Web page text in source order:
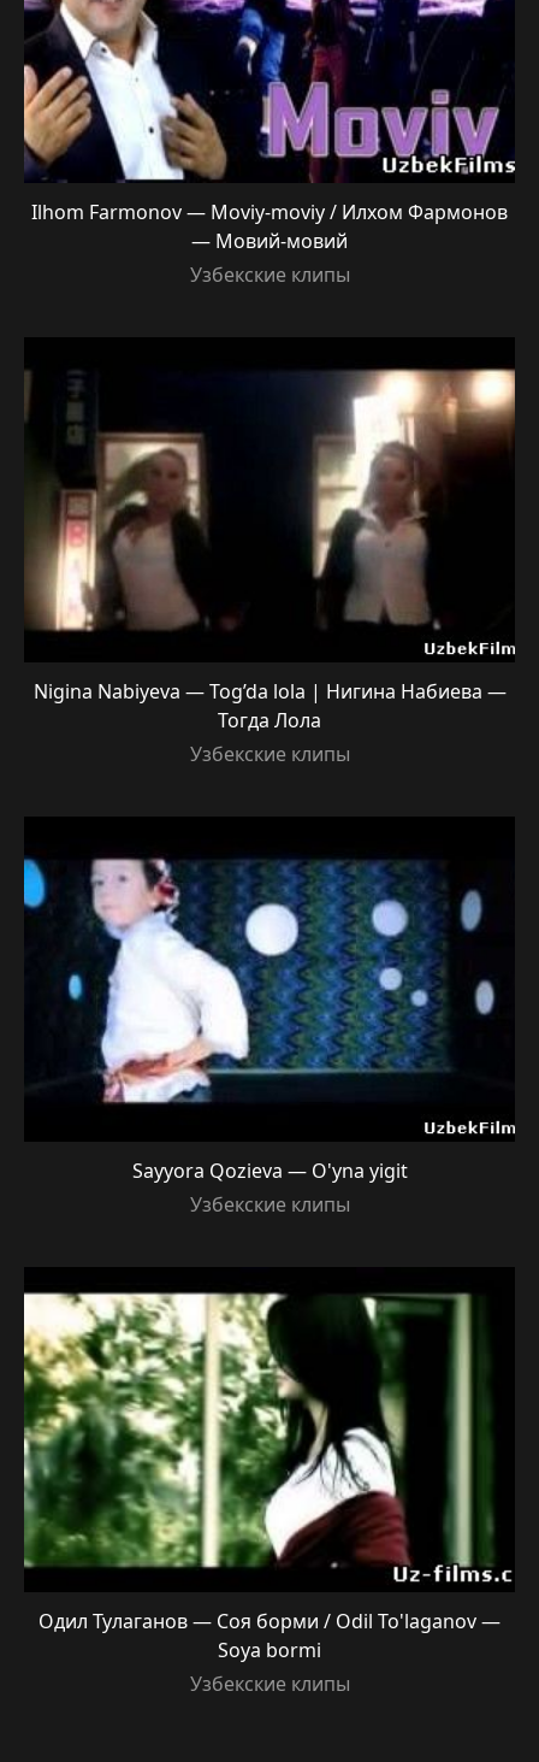
Ilhom Farmonov — Moviy-moviy / Илхом Фармонов
— Мовий-мовий
Узбекские клипы
Nigina Nabiyeva — Tog’da lola | Нигина Набиева —
Тогда Лола
Узбекские клипы
Sayyora Qozieva — O'yna yigit
Узбекские клипы
Одил Тулаганов — Соя борми / Odil To'laganov —
Soya bormi
Узбекские клипы